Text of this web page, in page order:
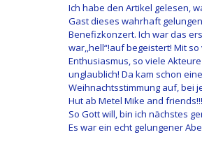
Ich habe den Artikel gelesen,
Gast dieses wahrhaft
Benefizkonzert. Ich war das
war,,hell“!auf begeistert! Mit
Enthusiasmus, so viele
unglaublich! Da kam schon
Weihnachtsstimmung auf, bei
Hut ab Metel Mike and friends!!!
So Gott will, bin ich nächstes
Es war ein echt gelungener